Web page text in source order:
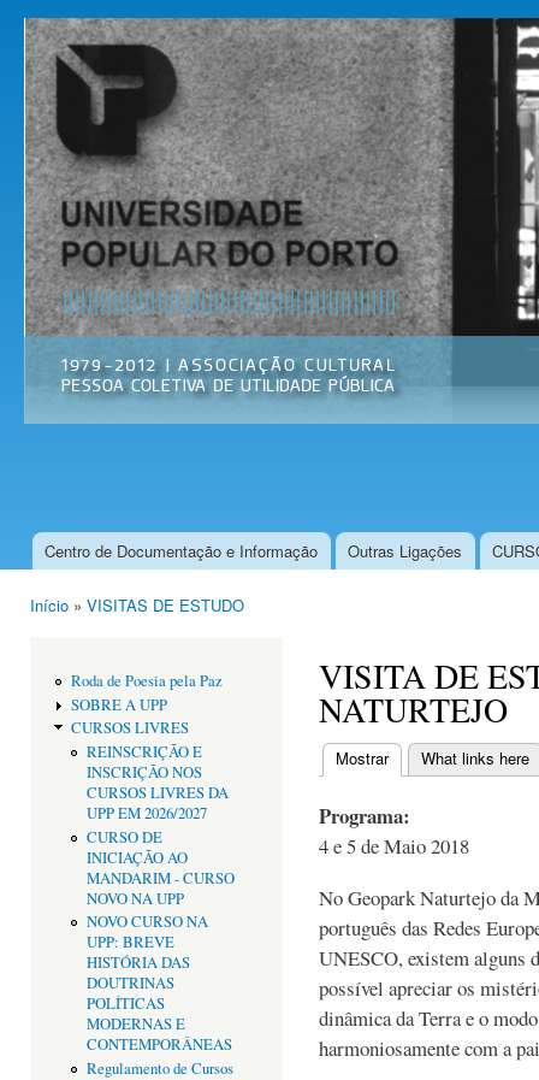
Universidade
Popular do
Porto
Associação
Cultural
Menu principal
Centro de Documentação e Informação Outras Ligações
Início » VISITAS DE ESTUDO
Roda de Poesia pela Paz
SOBRE A UPP
CURSOS LIVRES
REINSCRIÇÃO E
INSCRIÇÃO NOS
CURSOS LIVRES DA
UPP EM 2026/2027
CURSO DE
INICIAÇÃO AO
MANDARIM - CURSO
NOVO NA UPP
NOVO CURSO NA
UPP: BREVE
HISTÓRIA DAS
DOUTRINAS
POLÍTICAS
MODERNAS E
CONTEMPORÂNEAS
Regulamento de Cursos
VISITA DE
NATURTEJO
Separadores
Mostrar(separador ativo)
What links here
Programa:
4 e 5 de Maio 2018
No Geopark Naturtejo da
português das Redes
UNESCO, existem alguns
possível apreciar os
dinâmica da Terra e o
harmoniosamente com a